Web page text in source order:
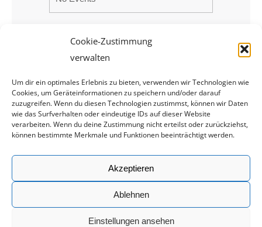
Cookie-Zustimmung
verwalten
Um dir ein optimales Erlebnis zu bieten, verwenden wir Technologien wie
Cookies, um Geräteinformationen zu speichern und/oder darauf
zuzugreifen. Wenn du diesen Technologien zustimmst, können wir Daten
wie das Surfverhalten oder eindeutige IDs auf dieser Website
verarbeiten. Wenn du deine Zustimmung nicht erteilst oder zurückziehst,
können bestimmte Merkmale und Funktionen beeinträchtigt werden.
Akzeptieren
Ablehnen
Einstellungen ansehen
Rechtliches
Impressum